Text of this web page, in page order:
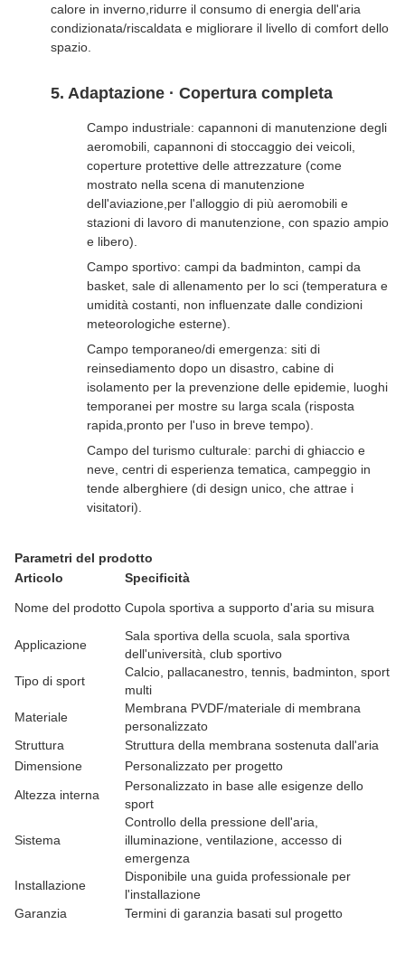
calore in inverno,ridurre il consumo di energia dell'aria
condizionata/riscaldata e migliorare il livello di comfort dello
spazio.
5. Adaptazione · Copertura completa
Campo industriale: capannoni di manutenzione degli
aeromobili, capannoni di stoccaggio dei veicoli,
coperture protettive delle attrezzature (come
mostrato nella scena di manutenzione
dell'aviazione,per l'alloggio di più aeromobili e
stazioni di lavoro di manutenzione, con spazio ampio
e libero).
Campo sportivo: campi da badminton, campi da
basket, sale di allenamento per lo sci (temperatura e
umidità costanti, non influenzate dalle condizioni
meteorologiche esterne).
Campo temporaneo/di emergenza: siti di
reinsediamento dopo un disastro, cabine di
isolamento per la prevenzione delle epidemie, luoghi
temporanei per mostre su larga scala (risposta
rapida,pronto per l'uso in breve tempo).
Campo del turismo culturale: parchi di ghiaccio e
neve, centri di esperienza tematica, campeggio in
tende alberghiere (di design unico, che attrae i
visitatori).
Parametri del prodotto
Articolo
Specificità
Nome del prodotto Cupola sportiva a supporto d'aria su misura
Applicazione
Sala sportiva della scuola, sala sportiva
dell'università, club sportivo
Tipo di sport
Calcio, pallacanestro, tennis, badminton, sport
multi
Materiale
Membrana PVDF/materiale di membrana
personalizzato
Struttura
Struttura della membrana sostenuta dall'aria
Dimensione
Personalizzato per progetto
Altezza interna
Personalizzato in base alle esigenze dello
sport
Sistema
Controllo della pressione dell'aria,
illuminazione, ventilazione, accesso di
emergenza
Installazione
Disponibile una guida professionale per
l'installazione
Garanzia
Termini di garanzia basati sul progetto